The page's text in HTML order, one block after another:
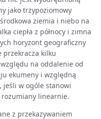
jako trzypoziomowy
ziemia i niebo na
ciepła z północy i zimna
horyzont geograficzny
przekracza kilku
względu na oddalenie od
ekumeny i względną
jeśli w ogóle stanowi
linearnie.
z przekazywaniem